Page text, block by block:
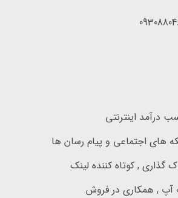
درآمد اینترنتی
های اجتماعی و پیام رسان ها
گذاری , کوتاه کننده لینک
آپ , همکاری در فروش